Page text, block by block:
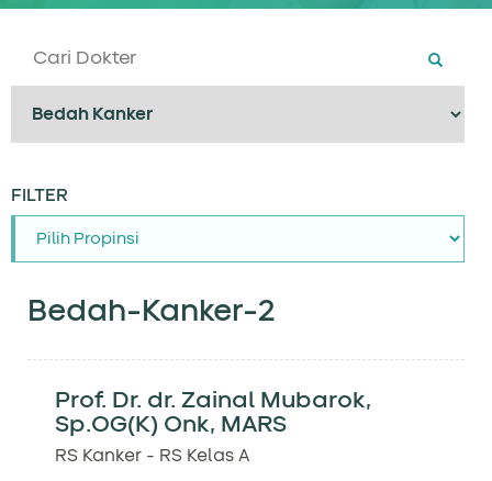
FILTER
Bedah-Kanker-2
Prof. Dr. dr. Zainal Mubarok,
Sp.OG(K) Onk, MARS
RS Kanker - RS Kelas A